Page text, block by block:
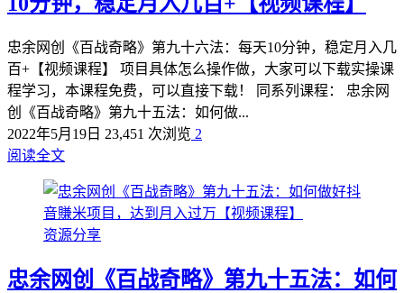
忠余网创《百战奇略》第九十六法：每天10分钟，稳定月入几
百+【视频课程】 项目具体怎么操作做，大家可以下载实操课
程学习，本课程免费，可以直接下载！ 同系列课程： 忠余网
创《百战奇略》第九十五法：如何做...
2022年5月19日 23,451 次浏览 2
阅读全文
资源分享
忠余网创《百战奇略》第九十五法：如何